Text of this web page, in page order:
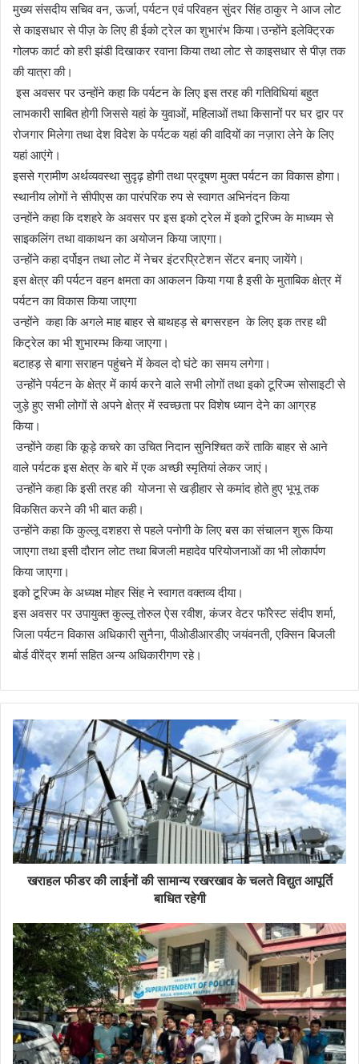
मुख्य संसदीय सचिव वन, ऊर्जा, पर्यटन एवं परिवहन सुंदर सिंह ठाकुर ने आज लोट
से काइसधार से पीज़ के लिए ही ईको ट्रेल का शुभारंभ किया।उन्होंने इलेक्ट्रिक
गोलफ कार्ट को हरी झंडी दिखाकर रवाना किया तथा लोट से काइसधार से पीज़ तक
की यात्रा की।
इस अवसर पर उन्होंने कहा कि पर्यटन के लिए इस तरह की गतिविधियां बहुत
लाभकारी साबित होगी जिससे यहां के युवाओं, महिलाओं तथा किसानों पर घर द्वार पर
रोजगार मिलेगा तथा देश विदेश के पर्यटक यहां की वादियों का नज़ारा लेने के लिए
यहां आएंगे।
इससे ग्रामीण अर्थव्यवस्था सुदृढ़ होगी तथा प्रदूषण मुक्त पर्यटन का विकास होगा।
स्थानीय लोगों ने सीपीएस का पारंपरिक रुप से स्वागत अभिनंदन किया
उन्होंने कहा कि दशहरे के अवसर पर इस इको ट्रेल में इको टूरिज्म के माध्यम से
साइकलिंग तथा वाकाथन का अयोजन किया जाएगा।
उन्होंने कहा दर्पोइन तथा लोट में नेचर इंटरप्रिटेशन सेंटर बनाए जायेंगे।
इस क्षेत्र की पर्यटन वहन क्षमता का आकलन किया गया है इसी के मुताबिक क्षेत्र में
पर्यटन का विकास किया जाएगा
उन्होंने कहा कि अगले माह बाहर से बाथहड़ से बगसरहन के लिए इक तरह थी
किट्रेल का भी शुभारम्भ किया जाएगा।
बटाहड़ से बागा सराहन पहुंचने में केवल दो घंटे का समय लगेगा।
उन्होंने पर्यटन के क्षेत्र में कार्य करने वाले सभी लोगों तथा इको टूरिज्म सोसाइटी से
जुड़े हुए सभी लोगों से अपने क्षेत्र में स्वच्छता पर विशेष ध्यान देने का आग्रह
किया।
उन्होंने कहा कि कूड़े कचरे का उचित निदान सुनिश्चित करें ताकि बाहर से आने
वाले पर्यटक इस क्षेत्र के बारे में एक अच्छी स्मृतियां लेकर जाएं।
उन्होंने कहा कि इसी तरह की योजना से खड़ीहार से कमांद होते हुए भूभू तक
विकसित करने की भी बात कही।
उन्होंने कहा कि कुल्लू दशहरा से पहले पनोगी के लिए बस का संचालन शुरू किया
जाएगा तथा इसी दौरान लोट तथा बिजली महादेव परियोजनाओं का भी लोकार्पण
किया जाएगा।
इको टूरिज्म के अध्यक्ष मोहर सिंह ने स्वागत वक्तव्य दीया।
इस अवसर पर उपायुक्त कुल्लू तोरुल ऐस रवीश, कंजर वेटर फॉरेस्ट संदीप शर्मा,
जिला पर्यटन विकास अधिकारी सुनैना, पीओडीआरडीए जयंवनती, एक्सिन बिजली
बोर्ड वीरेंद्र शर्मा सहित अन्य अधिकारीगण रहे।
खराहल फीडर की लाईनों की सामान्य रखरखाव के चलते विद्युत आपूर्ति
बाधित रहेगी